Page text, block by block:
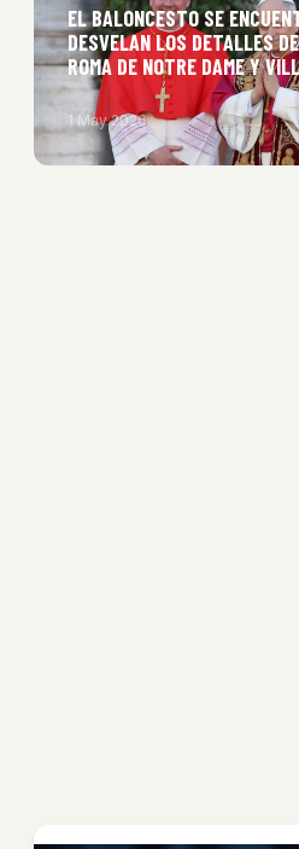
EL BALONCESTO SE
DESVELAN LOS DETALLES
ROMA DE NOTRE DAME Y
1 May 2026